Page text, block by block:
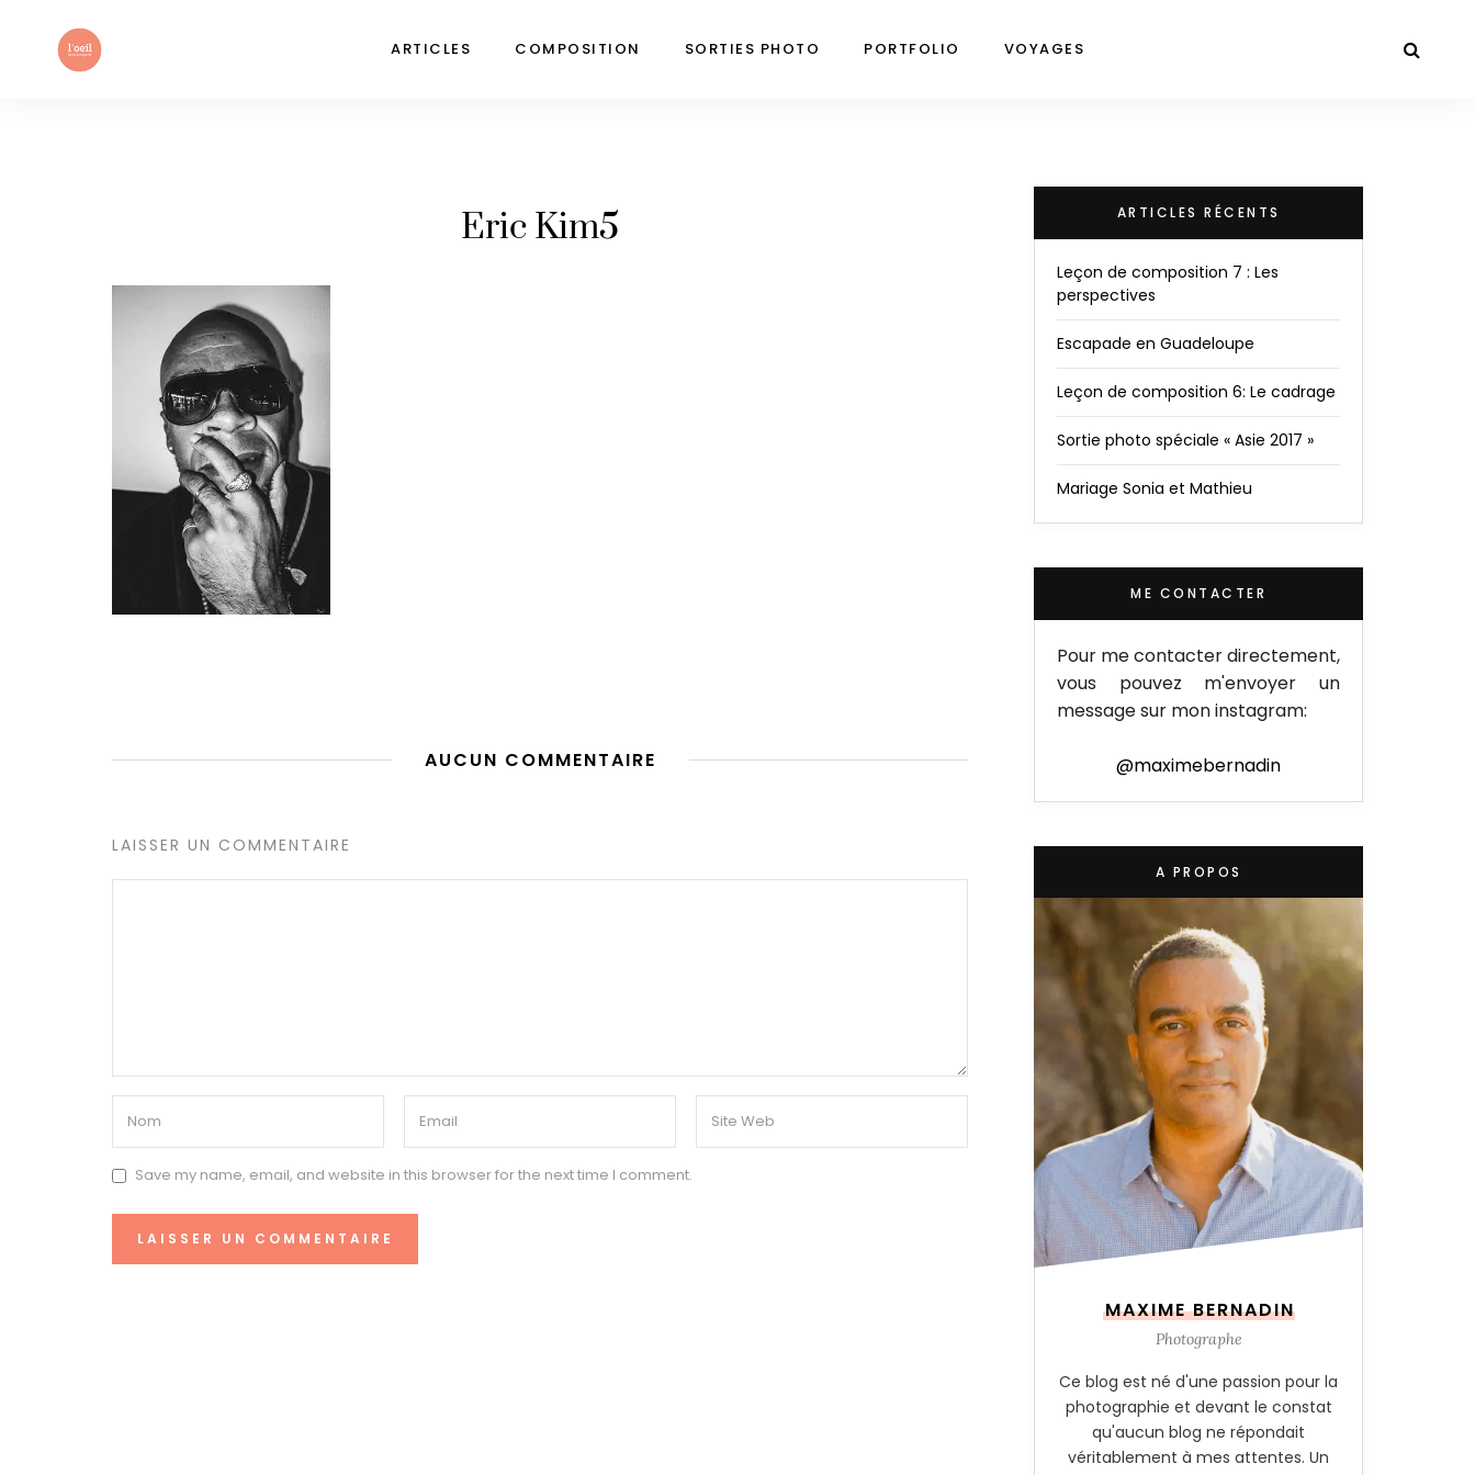
ARTICLES COMPOSITION SORTIES PHOTO PORTFOLIO VOYAGES
Eric Kim5
AUCUN COMMENTAIRE
LAISSER UN COMMENTAIRE
Save my name, email, and website in this browser for the next time I comment.
ARTICLES RÉCENTS
Leçon de composition 7 : Les
perspectives
Escapade en Guadeloupe
Leçon de composition 6: Le cadrage
Sortie photo spéciale « Asie 2017 »
Mariage Sonia et Mathieu
ME CONTACTER
Pour me contacter directement,
vous pouvez m'envoyer un
message sur mon instagram:
@maximebernadin
A PROPOS
MAXIME BERNADIN
Photographe
Ce blog est né d'une passion pour la
photographie et devant le constat
qu'aucun blog ne répondait
véritablement à mes attentes. Un